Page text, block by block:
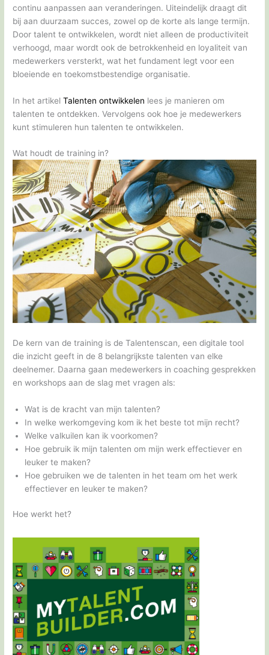
continu aanpassen aan veranderingen. Uiteindelijk draagt dit
bij aan duurzaam succes, zowel op de korte als lange termijn.
Door talent te ontwikkelen, wordt niet alleen de productiviteit
verhoogd, maar wordt ook de betrokkenheid en loyaliteit van
medewerkers versterkt, wat het fundament legt voor een
bloeiende en toekomstbestendige organisatie.
In het artikelTalenten ontwikkelen lees je manieren om
talenten te ontdekken. Vervolgens ook hoe je medewerkers
kunt stimuleren hun talenten te ontwikkelen.
Wat houdt de training in?
De kern van de training is de Talentenscan, een digitale tool
die inzicht geeft in de 8 belangrijkste talenten van elke
deelnemer. Daarna gaan medewerkers in coaching gesprekken
en workshops aan de slag met vragen als:
Wat is de kracht van mijn talenten?
In welke werkomgeving kom ik het beste tot mijn recht?
Welke valkuilen kan ik voorkomen?
Hoe gebruik ik mijn talenten om mijn werk effectiever en
leuker te maken?
Hoe gebruiken we de talenten in het team om het werk
effectiever en leuker te maken?
Hoe werkt het?